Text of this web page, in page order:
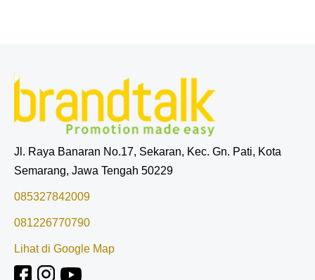
Jl. Raya Banaran No.17, Sekaran, Kec. Gn. Pati, Kota
Semarang, Jawa Tengah 50229
085327842009
081226770790
Lihat di Google Map